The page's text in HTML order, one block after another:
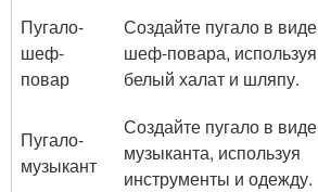
Пугало-
шеф-
повар
Создайте пугало в виде
шеф-повара, используя
белый халат и шляпу.
Пугало-
музыкант
Создайте пугало в виде
музыканта, используя
инструменты и одежду.